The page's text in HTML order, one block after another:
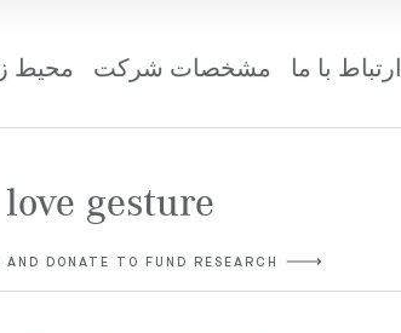
محیط مشخصات شرکت ارتباط با ما
gesture
DONATE TO FUND RESEARCH